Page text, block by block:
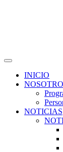
INICIO
NOTICIAS